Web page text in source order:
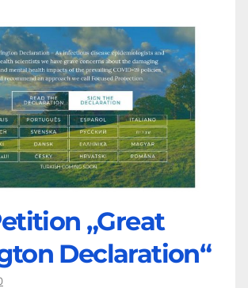
„Great
Declaration“